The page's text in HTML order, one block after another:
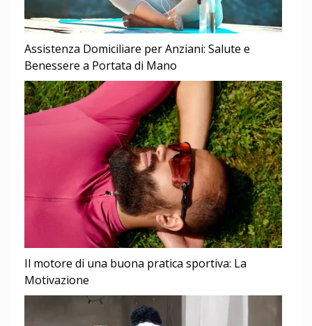
Assistenza Domiciliare per Anziani: Salute e
Benessere a Portata di Mano
Il motore di una buona pratica sportiva: La
Motivazione